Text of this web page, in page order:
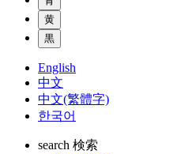
黄
黒
English
中文
中文(繁體字)
한국어
search 検索